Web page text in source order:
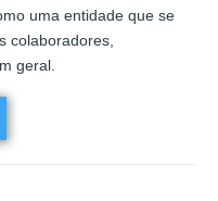
uma entidade que se
colaboradores,
geral.